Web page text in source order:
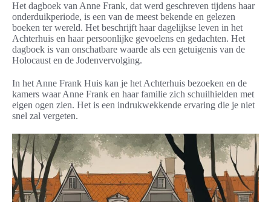
Het dagboek van Anne Frank, dat werd geschreven tijdens haar
onderduikperiode, is een van de meest bekende en gelezen
boeken ter wereld. Het beschrijft haar dagelijkse leven in het
Achterhuis en haar persoonlijke gevoelens en gedachten. Het
dagboek is van onschatbare waarde als een getuigenis van de
Holocaust en de Jodenvervolging.
In het Anne Frank Huis kan je het Achterhuis bezoeken en de
kamers waar Anne Frank en haar familie zich schuilhielden met
eigen ogen zien. Het is een indrukwekkende ervaring die je niet
snel zal vergeten.